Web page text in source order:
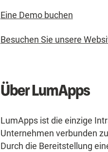
Eine Demo buchen
Besuchen Sie unsere
Über LumApps
LumApps ist die einzige
Unternehmen verbunden
Durch die Bereitstellung